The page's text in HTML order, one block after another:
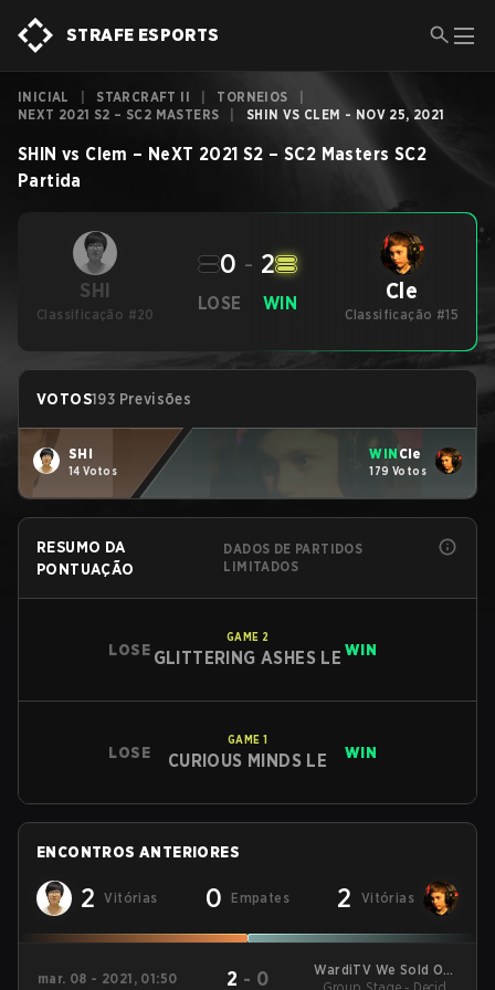
STRAFE ESPORTS
INICIAL STARCRAFT II TORNEIOS
NEXT 2021 S2 – SC2 MASTERS
SHIN VS CLEM - NOV 25, 2021
SHIN vs Clem – NeXT 2021 S2 – SC2 Masters SC2
Partida
SHI
Classificação #20
LOSE
0 - 2
WIN Cle
Classificação #15
VOTOS193 Previsões
SHI
14 Votos
WIN Cle
179 Votos
RESUMO DA
PONTUAÇÃO
DADOS DE PARTIDOS
LIMITADOS
LOSE
GAME 2
GLITTERING ASHES LE WIN
LOSE
GAME 1
CURIOUS MINDS LE WIN
ENCONTROS ANTERIORES
2 Vitórias 0 Empates 2 Vitórias
mar. 08 - 2021, 01:50 2 - 0
WardiTV We Sold Out